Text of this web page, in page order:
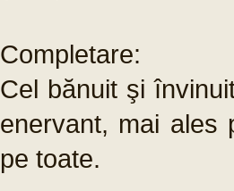
Completare:
Cel bănuit şi
enervant, mai ales
pe toate.